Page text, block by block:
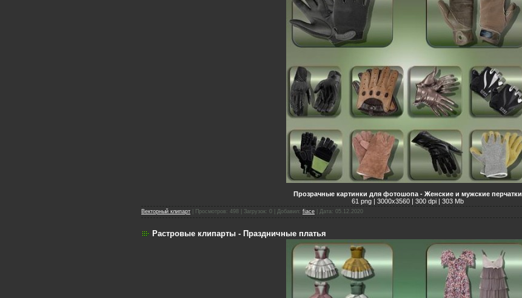
Прозрачные картинки для фотошопа - Женские и мужские перчатки
61 png | 3000х3560 | 300 dpi | 303 Mb
Векторный клипарт | Просмотров: 498 | Загрузок: 0 | Добавил: fiace | Дата: 05.12.2020
Растровые клипарты - Праздничные платья